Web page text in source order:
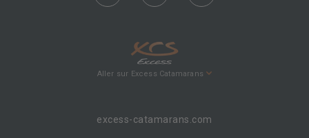
Aller sur Excess Catamarans
excess-catamarans.com